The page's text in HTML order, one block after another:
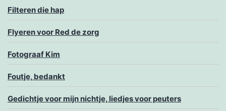
Filteren die hap
Flyeren voor Red de zorg
Fotograaf Kim
Foutje, bedankt
Gedichtje voor mijn nichtje, liedjes voor peuters